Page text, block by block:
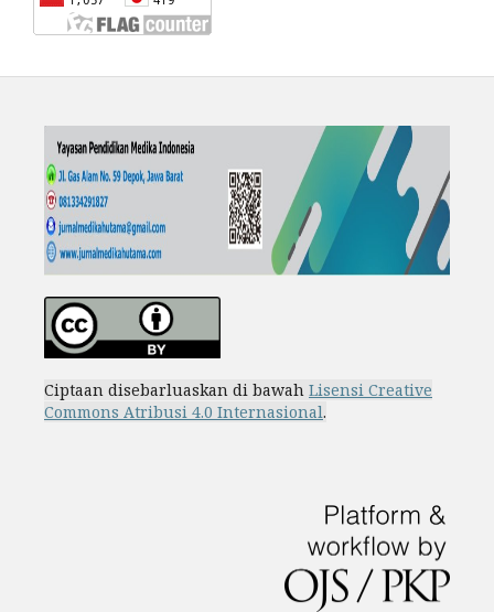
Ciptaan disebarluaskan di bawah Lisensi Creative
Commons Atribusi 4.0 Internasional.